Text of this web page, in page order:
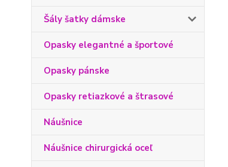
Šály šatky dámske
Opasky elegantné a športové
Opasky pánske
Opasky retiazkové a štrasové
Náušnice
Náušnice chirurgická oceľ